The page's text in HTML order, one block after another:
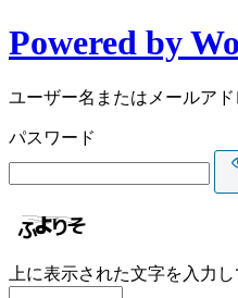
Powered by
ユーザー名またはメールアド
パスワード
上に表示された文字を入力し